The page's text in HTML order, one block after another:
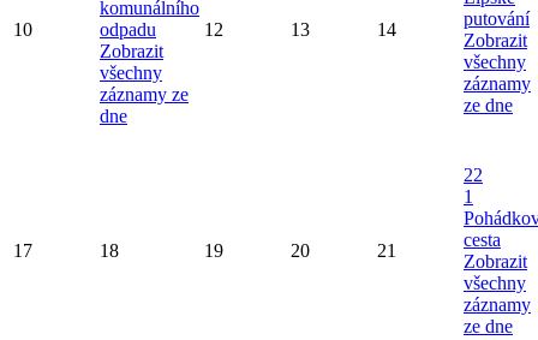
10
komunálního
odpadu
Zobrazit
všechny
záznamy ze
dne
12 13 14
putování
Zobrazit
všechny
záznamy
ze dne
17 18 19 20 21
22
1
cesta
Zobrazit
všechny
záznamy
ze dne